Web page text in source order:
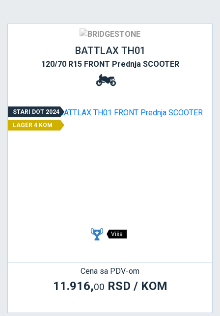
BATTLAX TH01
120/70 R15 FRONT Prednja SCOOTER
STARI DOT 2024
LAGER 4 KOM
Viša
Cena sa PDV-om
11.916,00 RSD / KOM